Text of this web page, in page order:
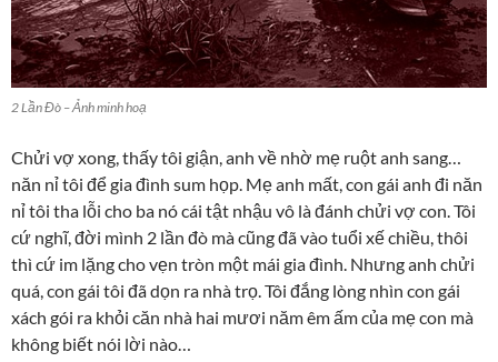
2 Lần Đò – Ảnh minh hoạ
Chửi vợ xong, thấy tôi giận, anh về nhờ mẹ ruột anh sang…
năn nỉ tôi để gia đình sum họp. Mẹ anh mất, con gái anh đi năn
nỉ tôi tha lỗi cho ba nó cái tật nhậu vô là đánh chửi vợ con. Tôi
cứ nghĩ, đời mình 2 lần đò mà cũng đã vào tuổi xế chiều, thôi
thì cứ im lặng cho vẹn tròn một mái gia đình. Nhưng anh chửi
quá, con gái tôi đã dọn ra nhà trọ. Tôi đắng lòng nhìn con gái
xách gói ra khỏi căn nhà hai mươi năm êm ấm của mẹ con mà
không biết nói lời nào…